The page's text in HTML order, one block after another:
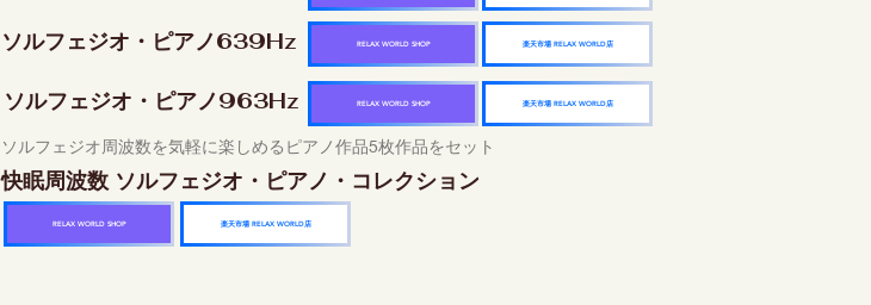
ソルフェジオ・ピアノ639Hz 楽天市場 RELAX WORLD店
RELAX WORLD SHOP
ソルフェジオ・ピアノ963Hz 楽天市場 RELAX WORLD店
RELAX WORLD SHOP
ソルフェジオ周波数を気軽に楽しめるピアノ作品5枚作品をセット
快眠周波数 ソルフェジオ・ピアノ・コレクション
RELAX WORLD SHOP 楽天市場 RELAX WORLD店